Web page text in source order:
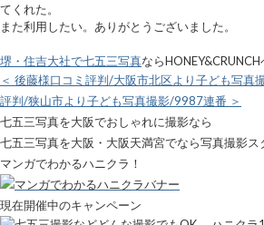
てくれた。
また利用したい。ありがとうございました。
堺・住吉大社で七五三写真ならHONEY&CRUNCH
＜ 後藤様口コミ評判/大阪市北区より子ども写真
評判/狭山市より子ども写真撮影/9987連番 ＞
七五三写真を大阪でおしゃれに撮影なら
七五三写真を大阪・大阪天満宮でなら写真撮影ス
マンガでわかるハニクラ！
現在開催中のキャンペーン